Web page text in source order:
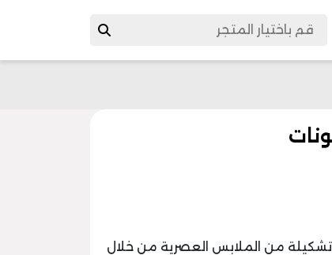
إلي 50% علي أحدث تشكيلة من الملابس العصرية من خلال